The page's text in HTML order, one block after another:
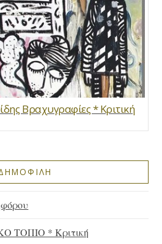
Βραχυγραφίες * Κριτική
ΤΟΠΙΟ * Κριτική